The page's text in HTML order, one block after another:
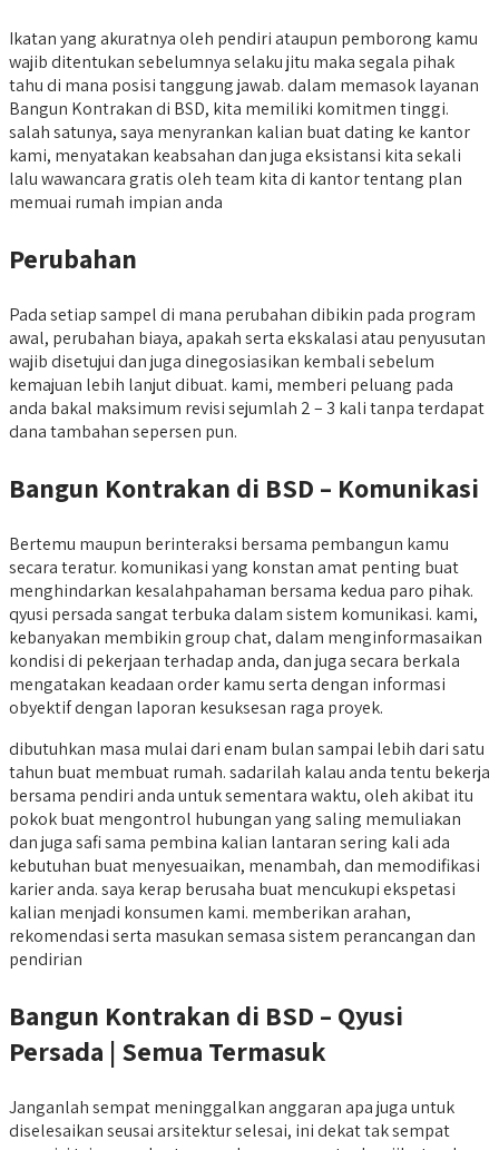
Ikatan yang akuratnya oleh pendiri ataupun pemborong kamu
wajib ditentukan sebelumnya selaku jitu maka segala pihak
tahu di mana posisi tanggung jawab. dalam memasok layanan
Bangun Kontrakan di BSD, kita memiliki komitmen tinggi.
salah satunya, saya menyrankan kalian buat dating ke kantor
kami, menyatakan keabsahan dan juga eksistansi kita sekali
lalu wawancara gratis oleh team kita di kantor tentang plan
memuai rumah impian anda
Perubahan
Pada setiap sampel di mana perubahan dibikin pada program
awal, perubahan biaya, apakah serta ekskalasi atau penyusutan
wajib disetujui dan juga dinegosiasikan kembali sebelum
kemajuan lebih lanjut dibuat. kami, memberi peluang pada
anda bakal maksimum revisi sejumlah 2 – 3 kali tanpa terdapat
dana tambahan sepersen pun.
Bangun Kontrakan di BSD – Komunikasi
Bertemu maupun berinteraksi bersama pembangun kamu
secara teratur. komunikasi yang konstan amat penting buat
menghindarkan kesalahpahaman bersama kedua paro pihak.
qyusi persada sangat terbuka dalam sistem komunikasi. kami,
kebanyakan membikin group chat, dalam menginformasaikan
kondisi di pekerjaan terhadap anda, dan juga secara berkala
mengatakan keadaan order kamu serta dengan informasi
obyektif dengan laporan kesuksesan raga proyek.
dibutuhkan masa mulai dari enam bulan sampai lebih dari satu
tahun buat membuat rumah. sadarilah kalau anda tentu bekerja
bersama pendiri anda untuk sementara waktu, oleh akibat itu
pokok buat mengontrol hubungan yang saling memuliakan
dan juga safi sama pembina kalian lantaran sering kali ada
kebutuhan buat menyesuaikan, menambah, dan memodifikasi
karier anda. saya kerap berusaha buat mencukupi ekspetasi
kalian menjadi konsumen kami. memberikan arahan,
rekomendasi serta masukan semasa sistem perancangan dan
pendirian
Bangun Kontrakan di BSD – Qyusi
Persada | Semua Termasuk
Janganlah sempat meninggalkan anggaran apa juga untuk
diselesaikan seusai arsitektur selesai, ini dekat tak sempat